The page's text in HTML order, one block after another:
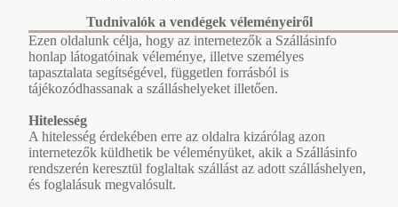
Tudnivalók a vendégek véleményeiről
Ezen oldalunk célja, hogy az internetezők a Szállásinfo
honlap látogatóinak véleménye, illetve személyes
tapasztalata segítségével, független forrásból is
tájékozódhassanak a szálláshelyeket illetően.
Hitelesség
A hitelesség érdekében erre az oldalra kizárólag azon
internetezők küldhetik be véleményüket, akik a Szállásinfo
rendszerén keresztül foglaltak szállást az adott szálláshelyen,
és foglalásuk megvalósult.